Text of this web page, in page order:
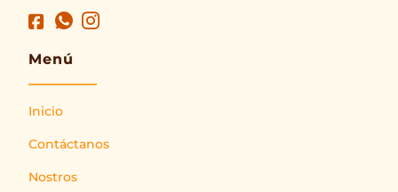
Menú
Inicio
Contáctanos
Nostros